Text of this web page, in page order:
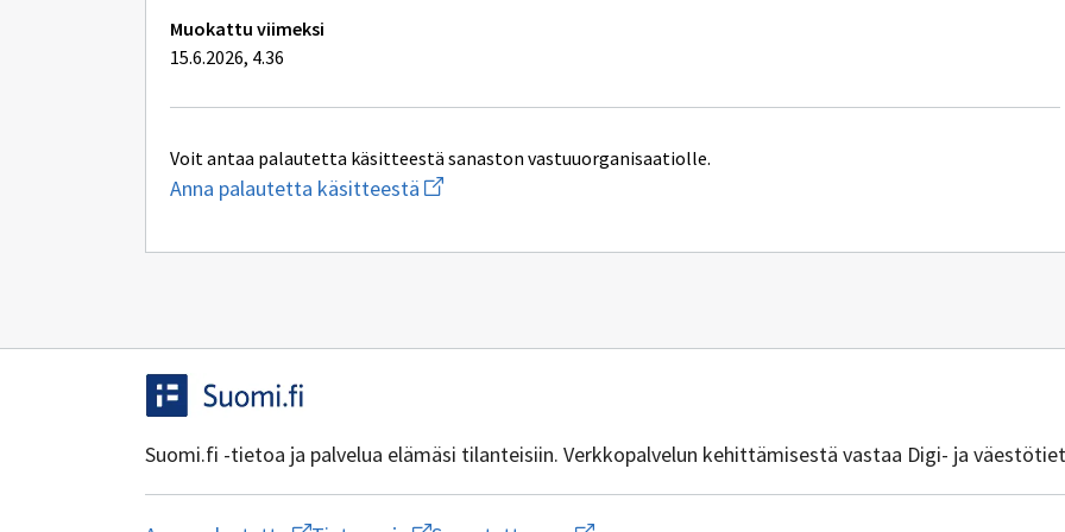
Muokattu viimeksi
15.6.2026, 4.36
Voit antaa palautetta käsitteestä sanaston vastuuorganisaatiolle.
Anna palautetta käsitteestä Aloita
uuden
kirjoitus
Suomi.fi -tietoa ja palvelua elämäsi tilanteisiin. Verkkopalvelun kehittämisestä vastaa Digi- ja